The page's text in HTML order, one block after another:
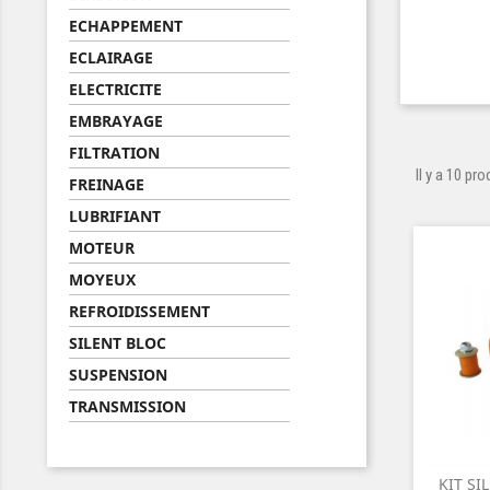
ECHAPPEMENT
ECLAIRAGE
ELECTRICITE
EMBRAYAGE
FILTRATION
FREINAGE
LUBRIFIANT
MOTEUR
MOYEUX
REFROIDISSEMENT
SILENT BLOC
SUSPENSION
TRANSMISSION
Il y a 10
KIT